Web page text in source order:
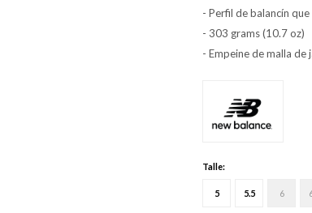
- Perfil de balancín
- 303 grams (10.7 oz)
- Empeine de malla
Talle:
5 5.5 6